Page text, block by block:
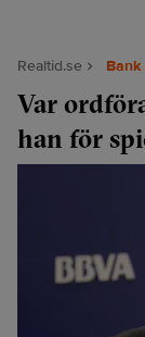
Realtid.se
Var
han för